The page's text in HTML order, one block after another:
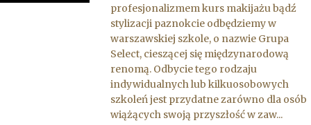
profesjonalizmem kurs makijażu bądź
stylizacji paznokcie odbędziemy w
warszawskiej szkole, o nazwie Grupa
Select, cieszącej się międzynarodową
renomą. Odbycie tego rodzaju
indywidualnych lub kilkuosobowych
szkoleń jest przydatne zarówno dla osób
wiążących swoją przyszłość w zaw...